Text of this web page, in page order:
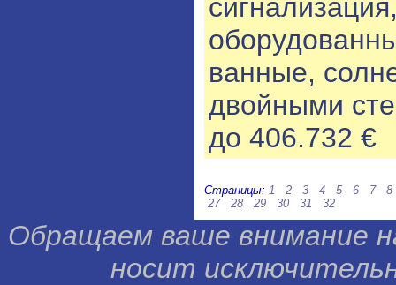
ванные,
двойными
до 406.732 €
Страницы: 1 2 3 4 5 6 7
8
27
28 29 30 31 32
Обращаем ваше внимание
носит